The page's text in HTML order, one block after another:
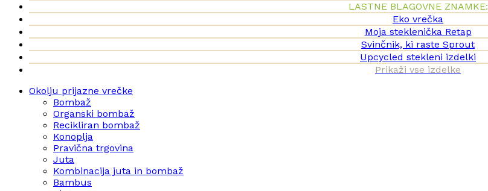
LASTNE BLAGOVNE ZNAMKE:
Eko vrečka
Moja steklenička Retap
Svinčnik, ki raste Sprout
Upcycled stekleni izdelki
Prikaži vse izdelke
Okolju prijazne vrečke
Bombaž
Organski bombaž
Recikliran bombaž
Konoplja
Pravična trgovina
Juta
Kombinacija juta in bombaž
Bambus